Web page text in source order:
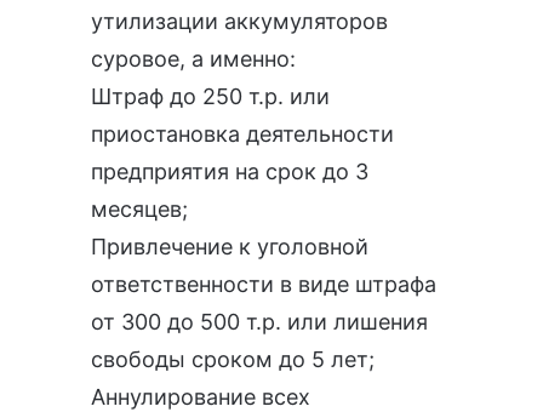
утилизации аккумуляторов
суровое, а именно:
Штраф до 250 т.р. или
приостановка деятельности
предприятия на срок до 3
месяцев;
Привлечение к уголовной
ответственности в виде штрафа
от 300 до 500 т.р. или лишения
свободы сроком до 5 лет;
Аннулирование всех